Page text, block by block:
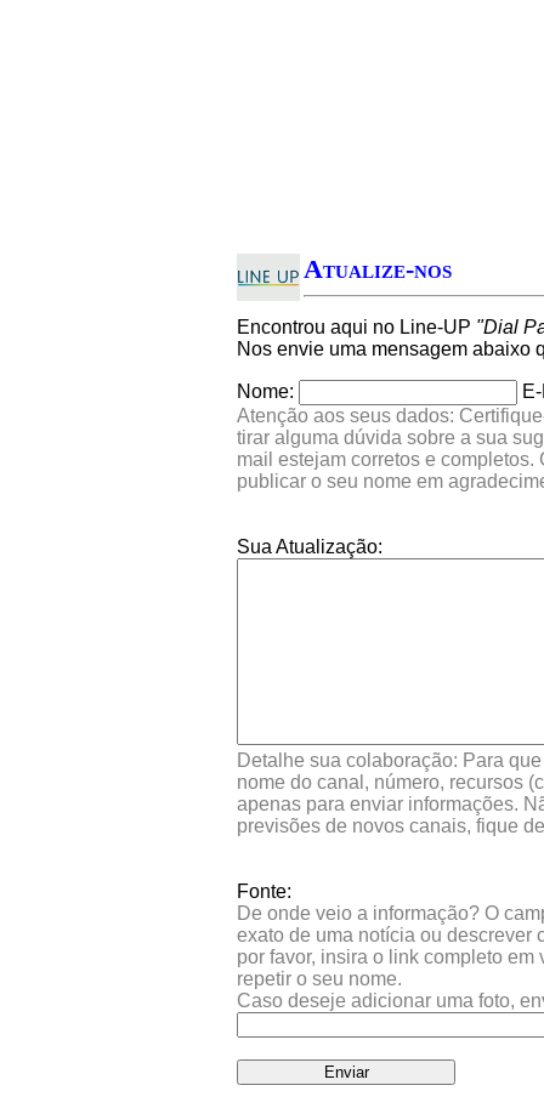
Atualize-nos
Encontrou aqui no Line-UP "Dial
Nos envie uma mensagem abaixo
Nome:
Atenção aos seus dados:
tirar alguma dúvida sobre a sua
mail estejam corretos e
publicar o seu nome em
Sua Atualização:
Detalhe sua colaboração: Para
nome do canal, número, recursos
apenas para enviar informações.
previsões de novos canais, fique
Fonte:
De onde veio a informação? O
exato de uma notícia ou descrever
por favor, insira o link completo
repetir o seu nome.
Caso deseje adicionar uma foto,